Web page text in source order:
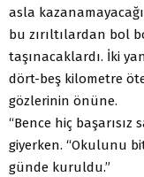
asla
bu zırıltılardan bol
taşınacaklardı. İki
dört-beş kilometre
gözlerinin önüne.
“Bence hiç başarısız
giyerken. “Okulunu
günde kuruldu.”